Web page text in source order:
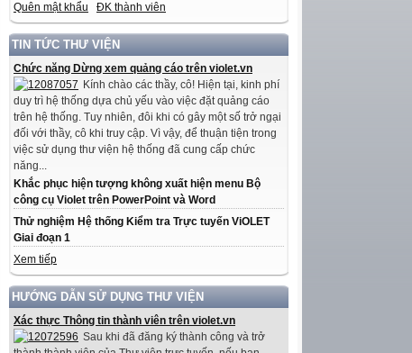
Quên mật khẩu ĐK thành viên
TIN TỨC THƯ VIỆN
Chức năng Dừng xem quảng cáo trên violet.vn
Kính chào các thầy, cô! Hiện tại, kinh phí
duy trì hệ thống dựa chủ yếu vào việc đặt quảng cáo
trên hệ thống. Tuy nhiên, đôi khi có gây một số trở ngại
đối với thầy, cô khi truy cập. Vì vậy, để thuận tiện trong
việc sử dụng thư viện hệ thống đã cung cấp chức
năng...
Khắc phục hiện tượng không xuất hiện menu Bộ
công cụ Violet trên PowerPoint và Word
Thử nghiệm Hệ thống Kiểm tra Trực tuyến ViOLET
Giai đoạn 1
Xem tiếp
HƯỚNG DẪN SỬ DỤNG THƯ VIỆN
Xác thực Thông tin thành viên trên violet.vn
Sau khi đã đăng ký thành công và trở